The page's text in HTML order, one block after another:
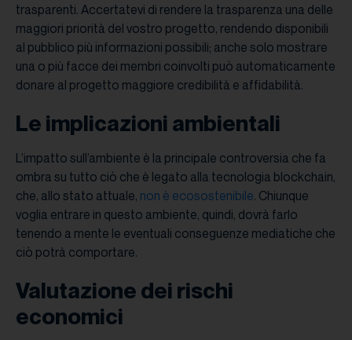
trasparenti. Accertatevi di rendere la trasparenza una delle
maggiori priorità del vostro progetto, rendendo disponibili
al pubblico più informazioni possibili; anche solo mostrare
una o più facce dei membri coinvolti può automaticamente
donare al progetto maggiore credibilità e affidabilità.
Le implicazioni ambientali
L’impatto sull’ambiente è la principale controversia che fa
ombra su tutto ciò che è legato alla tecnologia blockchain,
che, allo stato attuale, non è ecosostenibile. Chiunque
voglia entrare in questo ambiente, quindi, dovrà farlo
tenendo a mente le eventuali conseguenze mediatiche che
ciò potrà comportare.
Valutazione dei rischi
economici